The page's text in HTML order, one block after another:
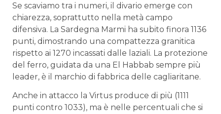
Se scaviamo tra i numeri, il divario emerge con
chiarezza, soprattutto nella metà campo
difensiva. La Sardegna Marmi ha subito finora 1136
punti, dimostrando una compattezza granitica
rispetto ai 1270 incassati dalle laziali. La protezione
del ferro, guidata da una El Habbab sempre più
leader, è il marchio di fabbrica delle cagliaritane.
Anche in attacco la Virtus produce di più (1111
punti contro 1033), ma è nelle percentuali che si